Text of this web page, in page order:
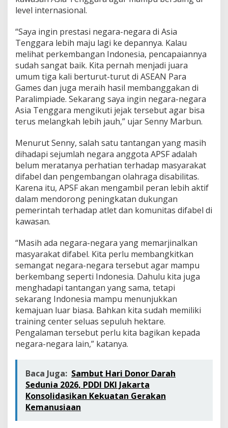
level internasional.
“Saya ingin prestasi negara-negara di Asia
Tenggara lebih maju lagi ke depannya. Kalau
melihat perkembangan Indonesia, pencapaiannya
sudah sangat baik. Kita pernah menjadi juara
umum tiga kali berturut-turut di ASEAN Para
Games dan juga meraih hasil membanggakan di
Paralimpiade. Sekarang saya ingin negara-negara
Asia Tenggara mengikuti jejak tersebut agar bisa
terus melangkah lebih jauh,” ujar Senny Marbun.
Menurut Senny, salah satu tantangan yang masih
dihadapi sejumlah negara anggota APSF adalah
belum meratanya perhatian terhadap masyarakat
difabel dan pengembangan olahraga disabilitas.
Karena itu, APSF akan mengambil peran lebih aktif
dalam mendorong peningkatan dukungan
pemerintah terhadap atlet dan komunitas difabel di
kawasan.
“Masih ada negara-negara yang memarjinalkan
masyarakat difabel. Kita perlu membangkitkan
semangat negara-negara tersebut agar mampu
berkembang seperti Indonesia. Dahulu kita juga
menghadapi tantangan yang sama, tetapi
sekarang Indonesia mampu menunjukkan
kemajuan luar biasa. Bahkan kita sudah memiliki
training center seluas sepuluh hektare.
Pengalaman tersebut perlu kita bagikan kepada
negara-negara lain,” katanya.
Baca Juga: Sambut Hari Donor Darah
Sedunia 2026, PDDI DKI Jakarta
Konsolidasikan Kekuatan Gerakan
Kemanusiaan